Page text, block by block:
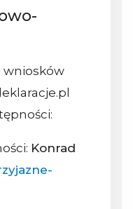
wniosków
Konrad